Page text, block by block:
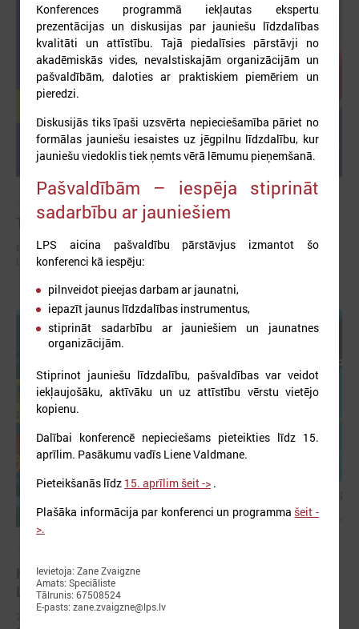
Trīs dienu piedzīvojums “Ielec Eiropas vilcienā!”
trīs dienu pasākums, kas notiks no 8. līdz 10. maijam un vedīs uz
Latvijas jauniešu galvaspilsētu – Rēzekni
KONFERENCE “PAŠVALDĪBA 16+. JAUNIEŠI.
LĪDZDALĪBA. ATTĪSTĪBA”
2026. gada 17. aprīlī Forum Cinemas notiks konference “Pašvaldība
Konferences programmā iekļautas ekspertu
prezentācijas un diskusijas par jauniešu līdzdalības
kvalitāti un attīstību. Tajā piedalīsies pārstāvji no
akadēmiskās vides, nevalstiskajām organizācijām un
pašvaldībām, daloties ar praktiskiem piemēriem un
pieredzi.
Diskusijās tiks īpaši uzsvērta nepieciešamība pāriet no
formālas jauniešu iesaistes uz jēgpilnu līdzdalību, kur
jauniešu viedoklis tiek ņemts vērā lēmumu pieņemšanā.
Pašvaldībām – iespēja stiprināt
sadarbību ar jauniešiem
LPS aicina pašvaldību pārstāvjus izmantot šo
konferenci kā iespēju:
pilnveidot pieejas darbam ar jaunatni,
iepazīt jaunus līdzdalības instrumentus,
stiprināt sadarbību ar jauniešiem un jaunatnes
organizācijām.
Stiprinot jauniešu līdzdalību, pašvaldības var veidot
iekļaujošāku, aktīvāku un uz attīstību vērstu vietējo
kopienu.
Dalībai konferencē nepieciešams pieteikties līdz 15.
aprīlim. Pasākumu vadīs Liene Valdmane.
Pieteikšanās līdz 15. aprīlim šeit -> .
Plašāka informācija par konferenci un programma šeit -
>.
Ievietoja: Zane Zvaigzne
Amats: Speciāliste
Tālrunis: 67508524
E-pasts: zane.zvaigzne@lps.lv